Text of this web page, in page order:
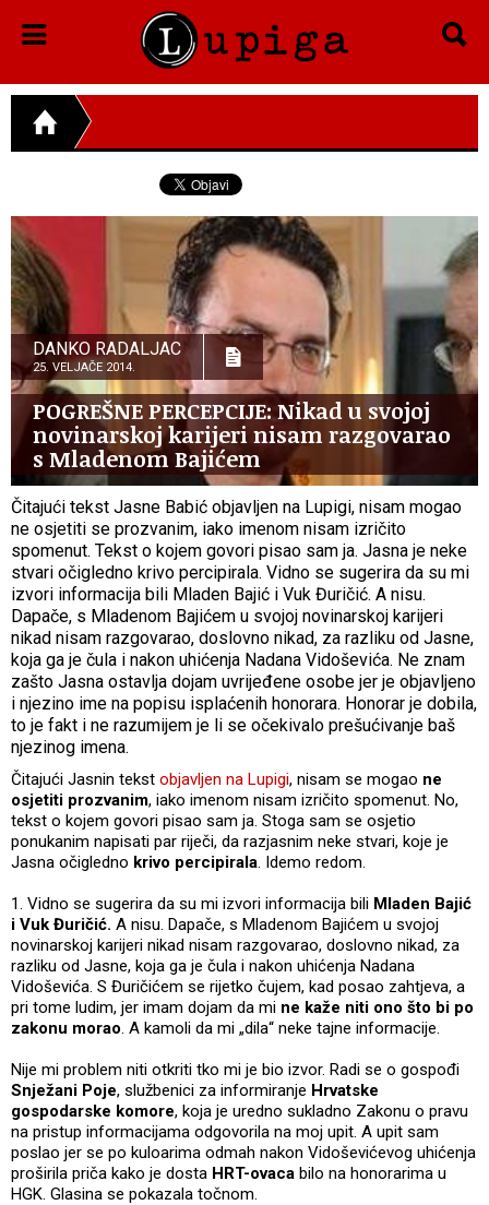
DANKO RADALJAC
25. VELJAČE 2014.
POGREŠNE PERCEPCIJE: Nikad u svojoj
novinarskoj karijeri nisam razgovarao
s Mladenom Bajićem
Čitajući tekst Jasne Babić objavljen na Lupigi, nisam mogao
ne osjetiti se prozvanim, iako imenom nisam izričito
spomenut. Tekst o kojem govori pisao sam ja. Jasna je neke
stvari očigledno krivo percipirala. Vidno se sugerira da su mi
izvori informacija bili Mladen Bajić i Vuk Đuričić. A nisu.
Dapače, s Mladenom Bajićem u svojoj novinarskoj karijeri
nikad nisam razgovarao, doslovno nikad, za razliku od Jasne,
koja ga je čula i nakon uhićenja Nadana Vidoševića. Ne znam
zašto Jasna ostavlja dojam uvrijeđene osobe jer je objavljeno
i njezino ime na popisu isplaćenih honorara. Honorar je dobila,
to je fakt i ne razumijem je li se očekivalo prešućivanje baš
njezinog imena.
Čitajući Jasnin tekst objavljen na Lupigi, nisam se mogao ne
osjetiti prozvanim, iako imenom nisam izričito spomenut. No,
tekst o kojem govori pisao sam ja. Stoga sam se osjetio
ponukanim napisati par riječi, da razjasnim neke stvari, koje je
Jasna očigledno krivo percipirala. Idemo redom.
1. Vidno se sugerira da su mi izvori informacija bili Mladen Bajić
i Vuk Đuričić. A nisu. Dapače, s Mladenom Bajićem u svojoj
novinarskoj karijeri nikad nisam razgovarao, doslovno nikad, za
razliku od Jasne, koja ga je čula i nakon uhićenja Nadana
Vidoševića. S Đuričićem se rijetko čujem, kad posao zahtjeva, a
pri tome ludim, jer imam dojam da mi ne kaže niti ono što bi po
zakonu morao. A kamoli da mi „dila“ neke tajne informacije.
Nije mi problem niti otkriti tko mi je bio izvor. Radi se o gospođi
Snježani Poje, službenici za informiranje Hrvatske
gospodarske komore, koja je uredno sukladno Zakonu o pravu
na pristup informacijama odgovorila na moj upit. A upit sam
poslao jer se po kuloarima odmah nakon Vidoševićevog uhićenja
proširila priča kako je dosta HRT-ovaca bilo na honorarima u
HGK. Glasina se pokazala točnom.